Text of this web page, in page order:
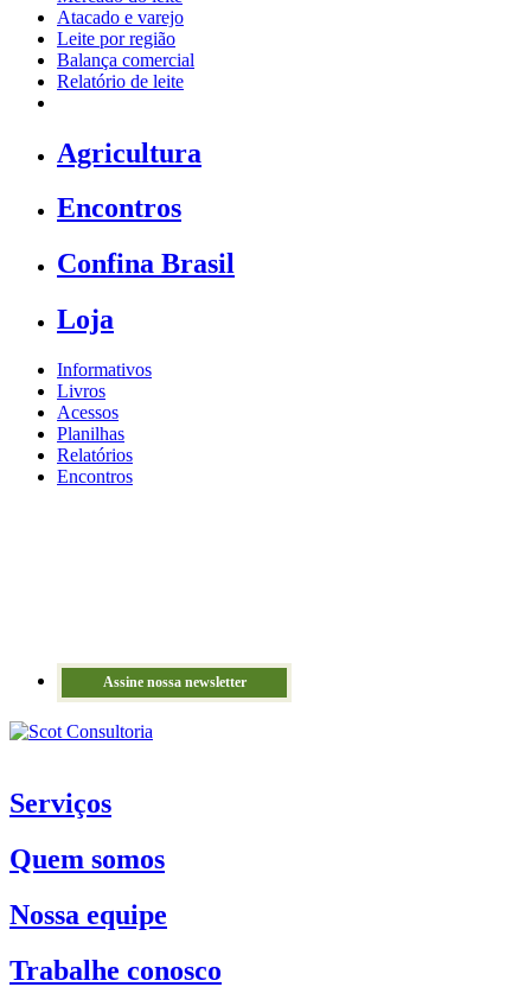
Atacado e varejo
Leite por região
Balança comercial
Relatório de leite
Agricultura
Encontros
Confina Brasil
Loja
Informativos
Livros
Acessos
Planilhas
Relatórios
Encontros
Assine nossa newsletter
Serviços
Quem somos
Nossa equipe
Trabalhe conosco